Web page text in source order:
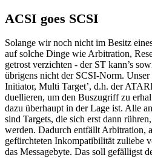
ACSI goes SCSI
Solange wir noch nicht im Besitz
auf solche Dinge wie Arbitration,
getrost verzichten - der ST kann’s
übrigens nicht der SCSI-Norm. Unser
Initiator, Multi Target’, d.h. der
duellieren, um den Buszugriff zu
dazu überhaupt in der Lage ist. Alle
sind Targets, die sich erst dann
werden. Dadurch entfällt Arbitration,
gefürchteten Inkompatibilität zuliebe
das Messagebyte. Das soll gefälligst